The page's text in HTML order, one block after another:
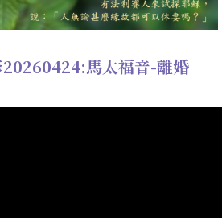
20260424:馬太福音-離婚